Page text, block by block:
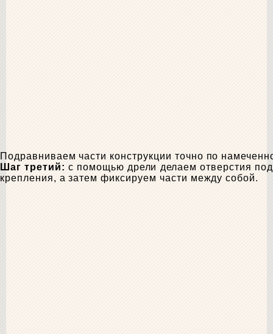
Подравниваем части конструкции точно по
Шаг третий: с помощью дрели делаем отверстия под
крепления, а затем фиксируем части между собой.